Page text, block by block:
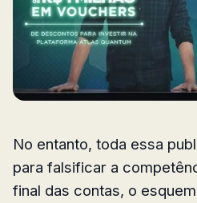
No entanto, toda essa
para falsificar a
final das contas, o